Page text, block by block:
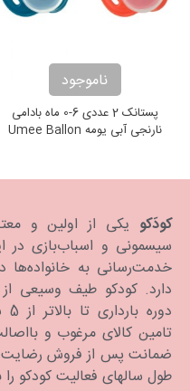
ناموجود
پستانک 2 عددی 6-0 ماه بادامی
نارنجی آبی یومه Umee Ballon
کودَکو یکی از اولین و
خدمت‌رسانی به خانواده‌ها
دارد. كودكو طیف وسیعی
تامین کالای مرغوب و
ضمانت پس از فروش رضایت
طول سالهای فعالیت کودکو